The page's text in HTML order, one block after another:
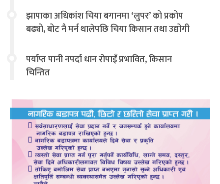
झापाका अधिकांश चिया बगानमा ‘लुपर’ को प्रकोप
बढ्यो, बोट नै मर्न थालेपछि चिया किसान तथा उद्योगी
पर्याप्त पानी नपर्दा धान रोपाइँ प्रभावित, किसान
चिन्तित